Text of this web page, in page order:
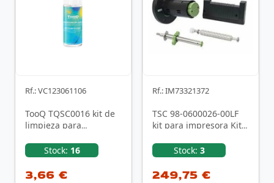
Rf.: VC123061106
TooQ TQSC0016 kit de
limpieza para
LCD/LED/Plasma,
LCD/TFT/Plasma, …
Stock: 16
3,66 €
Rf.: IM73321372
TSC 98-0600026-00LF
kit para impresora Kit
Stock: 3
249,75 €